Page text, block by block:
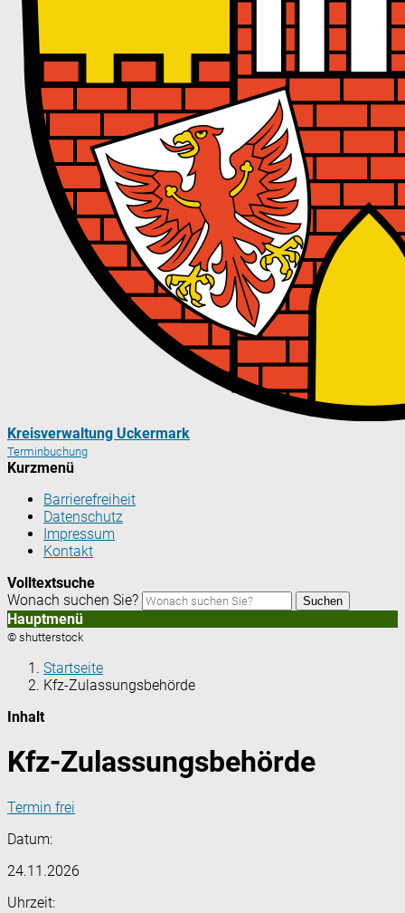
Kreisverwaltung Uckermark
Terminbuchung
Kurzmenü
Barrierefreiheit
Datenschutz
Impressum
Kontakt
Volltextsuche
Wonach suchen Sie?
Suchen
Hauptmenü
© shutterstock
Startseite
Kfz-Zulassungsbehörde
Inhalt
Kfz-Zulassungsbehörde
Termin frei
Datum:
24.11.2026
Uhrzeit: